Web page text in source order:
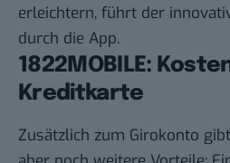
erleichtern, führt der
durch die App.
1822MOBILE:
Kreditkarte
Zusätzlich zum Girokonto